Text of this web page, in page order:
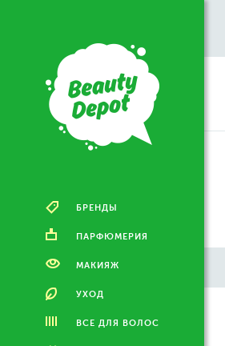
БРЕНДЫ
ПАРФЮМЕРИЯ
МАКИЯЖ
УХОД
ВСЕ ДЛЯ ВОЛОС